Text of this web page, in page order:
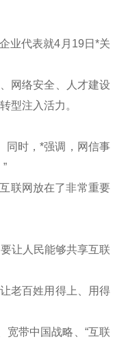
业代表就4月19日*关
网络安全、人才建设
型注入活力。
时，*强调，网信事
联网放在了非常重要
让人民能够共享互联
老百姓用得上、用得
带中国战略、“互联